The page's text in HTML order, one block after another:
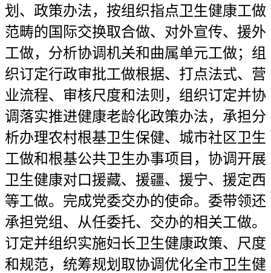
划、政策办法，按组织指点卫生健康工做
范畴的国际交换取合做、对外宣传、援外
工做，分析协调机关和曲属单元工做；组
织订定行政审批工做根据、打点法式、营
业流程、审核尺度和法则，组织订定并协
调落实推进健康老龄化政策办法，承担分
析办理农村根基卫生保健、城市社区卫生
工做和根基公共卫生办事项目，协调开展
卫生健康对口援藏、援疆、援宁、援定西
等工做。完成党委交办的使命。委带领还
承担党组、从任委托、交办的相关工做。
订定并组织实施妇长卫生健康政策、尺度
和规范，统筹规划取协调优化全市卫生健